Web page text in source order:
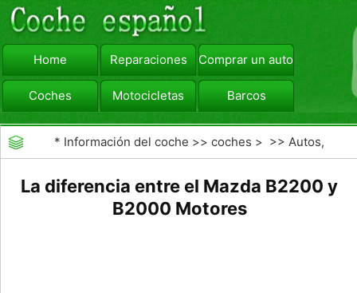
Home Reparaciones Comprar un automóvil
Coches Motocicletas Barcos
viajar Camiones
* Información del coche >>coches > >>Autos,
La diferencia entre el Mazda B2200 y
B2000 Motores